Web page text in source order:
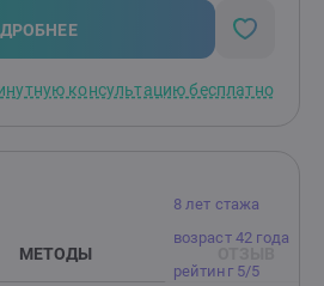
консультацию бесплатно
8 лет стажа
возраст 42 года
рейтинг 5/5
МЕТОДЫ